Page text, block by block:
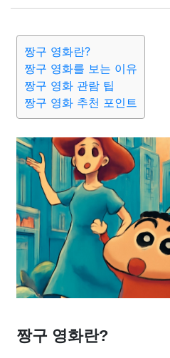
짱구 영화란?
짱구 영화를 보는 이유
짱구 영화 관람 팁
짱구 영화 추천 포인트
짱구 영화란?